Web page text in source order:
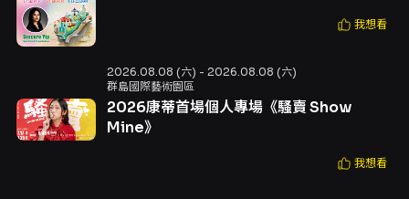
我想看
2026.08.08 (六) - 2026.08.08 (六)
群島國際藝術園區
2026康蒂首場個人專場《騷賣 Show
Mine》
我想看